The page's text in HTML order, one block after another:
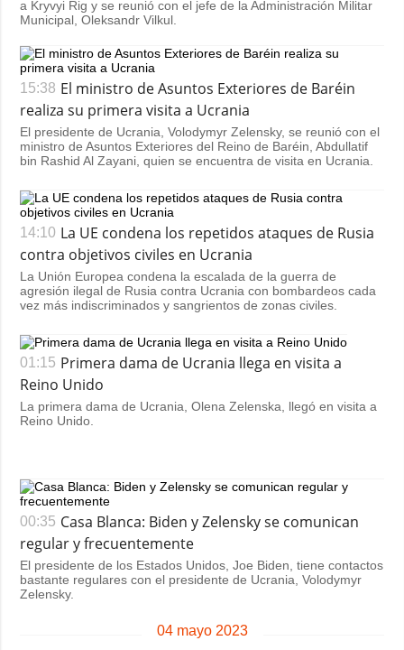
a Kryvyi Rig y se reunió con el jefe de la Administración Militar
Municipal, Oleksandr Vilkul.
15:38 El ministro de Asuntos Exteriores de Baréin
realiza su primera visita a Ucrania
El presidente de Ucrania, Volodymyr Zelensky, se reunió con el
ministro de Asuntos Exteriores del Reino de Baréin, Abdullatif
bin Rashid Al Zayani, quien se encuentra de visita en Ucrania.
14:10 La UE condena los repetidos ataques de Rusia
contra objetivos civiles en Ucrania
La Unión Europea condena la escalada de la guerra de
agresión ilegal de Rusia contra Ucrania con bombardeos cada
vez más indiscriminados y sangrientos de zonas civiles.
01:15 Primera dama de Ucrania llega en visita a
Reino Unido
La primera dama de Ucrania, Olena Zelenska, llegó en visita a
Reino Unido.
00:35 Casa Blanca: Biden y Zelensky se comunican
regular y frecuentemente
El presidente de los Estados Unidos, Joe Biden, tiene contactos
bastante regulares con el presidente de Ucrania, Volodymyr
Zelensky.
04 mayo 2023